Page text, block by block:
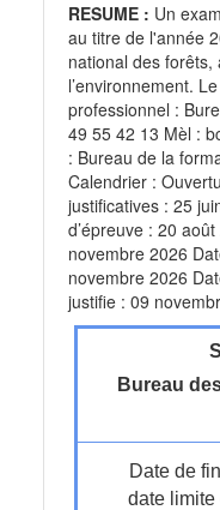
RESUME : Un
au titre de l'année
national des forêts,
l’environnement.
professionnel :
49 55 42 13 Mèl :
: Bureau de la
Calendrier :
justificatives : 25
d’épreuve : 20
novembre 2026
novembre 2026
justifie : 09
Bureau
Date de
date limite